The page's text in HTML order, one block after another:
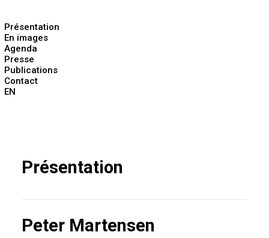
Présentation
En images
Agenda
Presse
Publications
Contact
EN
Présentation
Peter Martensen